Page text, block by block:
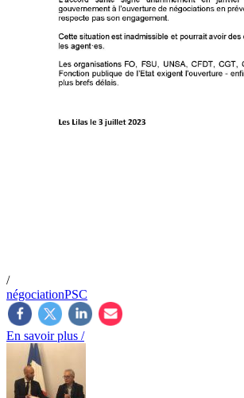
/
négociationPSC
En savoir plus /